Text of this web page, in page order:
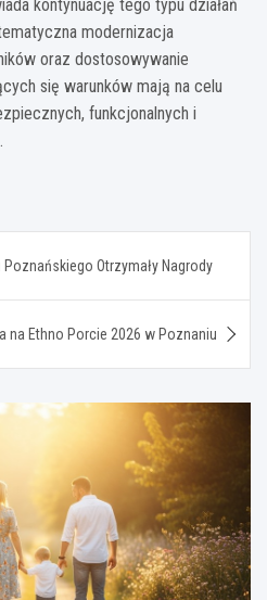
kontynuację tego typu działań
modernizacja
oraz dostosowywanie
się warunków mają na celu
funkcjonalnych i
Otrzymały Nagrody
na Ethno Porcie 2026 w Poznaniu